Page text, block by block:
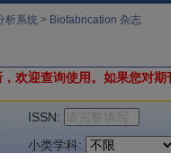
析系统 > Biofabrication 杂志
欢迎查询使用。 如果您对期
ISSN:
小类学科: